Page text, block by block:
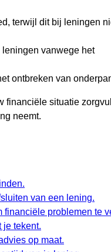
terwijl dit bij leningen
vanwege het
ontbreken van
financiële situatie
neemt.
van een lening.
problemen te
je tekent.
op maat.